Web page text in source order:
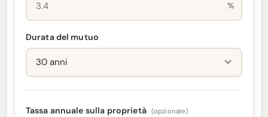
%
Durata del mutuo
Tassa annuale sulla proprietà (opzionale)